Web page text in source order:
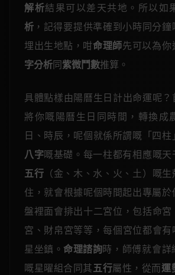
解析結果可以差天共地。所以如
析 ，記得要提供準確到小時同分
埋出生地點，咁命理師先可以為
字分析同紫微鬥數推算。
具體點樣由陽曆生日計出命運呢？
將你嘅陽曆生日同時間，轉換成
日、時辰，呢個就係所謂嘅「四柱
八字嘅基礎。每一柱都有相應嘅
五行 （金、木、水、火、土）嘅
住，就會根據呢個時間起出專屬於
盤裡面會排出十二宮位，包括命
宮、財帛宮等等，每個宮位都會
星坐鎮。 命理諮詢時，師傅就會
嘅星曜組合同其五行屬性，從而運